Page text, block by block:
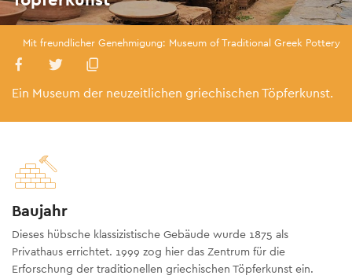
Mit freundlicher Genehmigung: Museum of Traditional Greek Pottery
Ein Museum der neuzeitlichen griechischen Töpferkunst.
Baujahr
Dieses hübsche klassizistische Gebäude wurde 1875 als
Privathaus errichtet. 1999 zog hier das Zentrum für die
Erforschung der traditionellen griechischen Töpferkunst ein.